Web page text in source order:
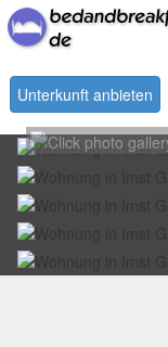
Unterkunft anbieten